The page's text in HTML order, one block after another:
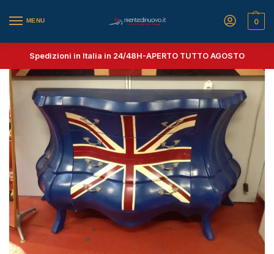
MENU 0
Spedizioni in Italia in 24/48H-APERTO TUTTO AGOSTO